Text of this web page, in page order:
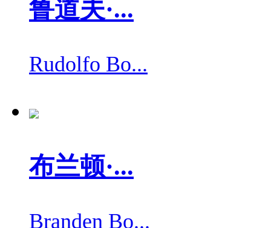
鲁道夫·...
Rudolfo Bo...
布兰顿·...
Branden Bo...